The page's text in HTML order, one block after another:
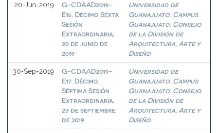
20-Jun-2019
G-CDAAD2019-
E16. Décimo Sexta
Sesión
Extraordinaria,
20 de junio de
2019
Universidad de
Guanajuato. Campus
Guanajuato. Consejo
de la División de
Arquitectura, Arte y
Diseño
30-Sep-2019
G-CDAAD2019-
E17. Décimo
Séptima Sesión
Extraordinaria,
23 de septiembre
de 2019
Universidad de
Guanajuato. Campus
Guanajuato. Consejo
de la División de
Arquitectura, Arte y
Diseño